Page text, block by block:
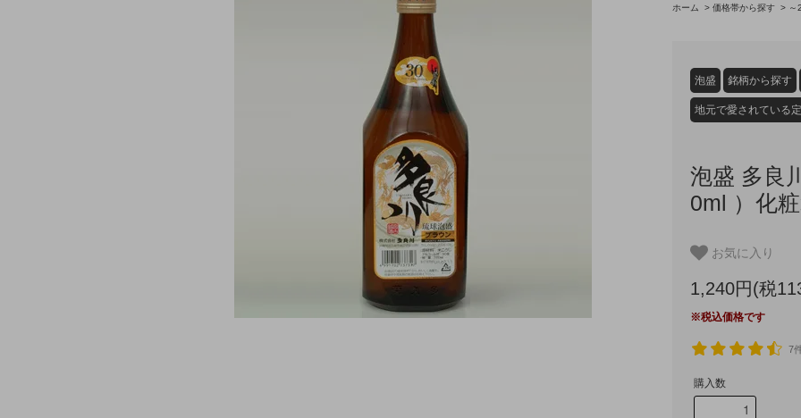
ホーム
> 価格帯から探す > ～
泡盛 銘柄から探す
地元で愛されている
泡盛 多良
0ml ）化
お気に入り
1,240円(税
※税込価格です
7
購入数